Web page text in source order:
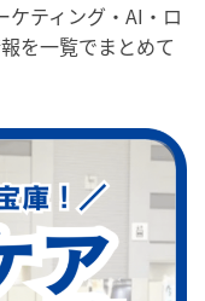
ティング・AI・ロ
を一覧でまとめて